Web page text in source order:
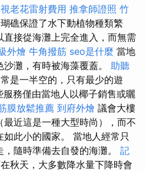
老花雷射費用 推拿師證照 竹
礁保證了水下動植物種類繁
接從海灘上完全進入，而無需
外燴 牛角撥筋 seo是什麼 當地
灘，有時被海藻覆蓋。 助聽
是一半空的，只有最少的遊
服務僅由當地人以椰子銷售或曬
膜放鬆推薦 到府外燴 議會大樓
近這是一種大型時尚），而不
此小的國家。 當地人經常只
隨時準備去自發的海灘。 記
秋天，大多數降水量下降時會